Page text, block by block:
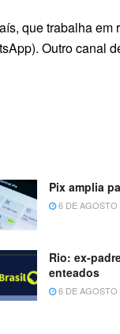
que trabalha
Outro canal
Pix amplia
6 DE AGOSTO
Rio: ex-
enteados
6 DE AGOSTO